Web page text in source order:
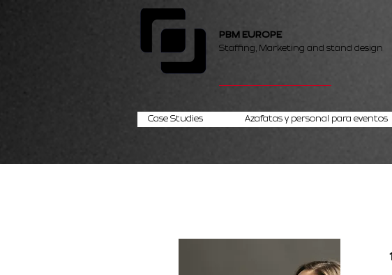
PBM EUROPE
Staffing, Marketing and stand design
Case Studies Azafatas y personal para eventos